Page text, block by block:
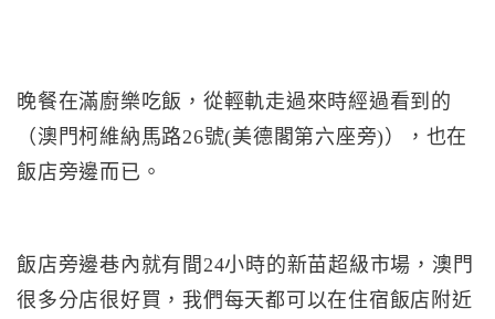
晚餐在滿廚樂吃飯，從輕軌走過來時經過看到的
（澳門柯維納馬路26號(美德閣第六座旁)），也在
飯店旁邊而已。
飯店旁邊巷內就有間24小時的新苗超級市場，澳門
很多分店很好買，我們每天都可以在住宿飯店附近